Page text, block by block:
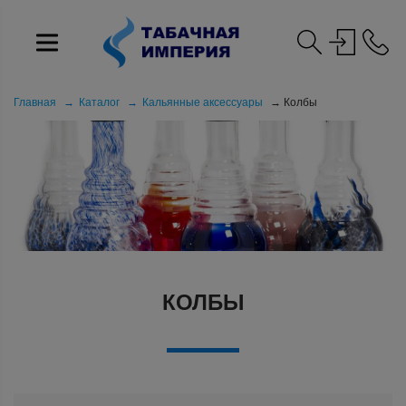
Главная Каталог Кальянные аксессуары Колбы
КОЛБЫ